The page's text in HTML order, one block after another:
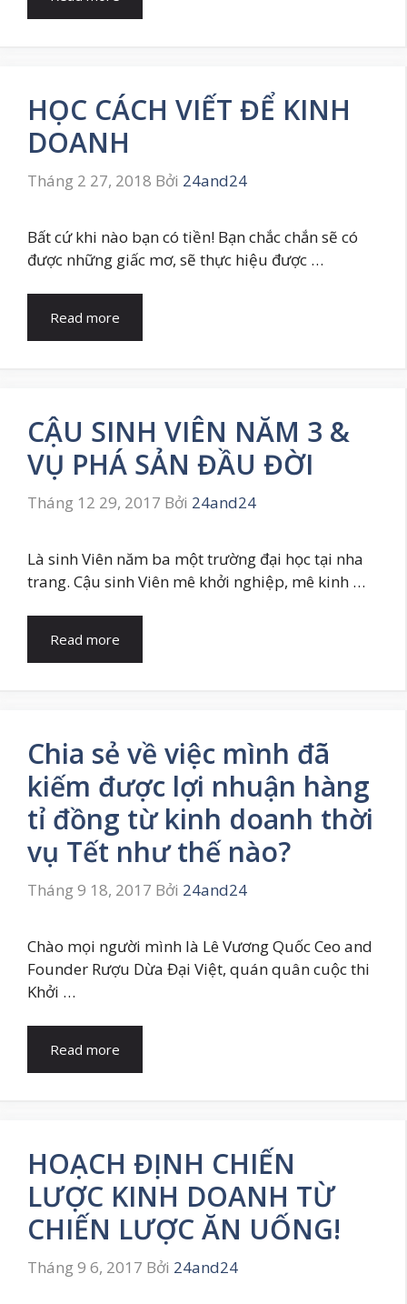
HỌC CÁCH VIẾT ĐỂ KINH
DOANH
Tháng 2 27, 2018 Bởi 24and24
Bất cứ khi nào bạn có tiền! Bạn chắc chắn sẽ có
được những giấc mơ, sẽ thực hiệu được …
Read more
CẬU SINH VIÊN NĂM 3 &
VỤ PHÁ SẢN ĐẦU ĐỜI
Tháng 12 29, 2017 Bởi 24and24
Là sinh Viên năm ba một trường đại học tại nha
trang. Cậu sinh Viên mê khởi nghiệp, mê kinh …
Read more
Chia sẻ về việc mình đã
kiếm được lợi nhuận hàng
tỉ đồng từ kinh doanh thời
vụ Tết như thế nào?
Tháng 9 18, 2017 Bởi 24and24
Chào mọi người mình là Lê Vương Quốc Ceo and
Founder Rượu Dừa Đại Việt, quán quân cuộc thi
Khởi …
Read more
HOẠCH ĐỊNH CHIẾN
LƯỢC KINH DOANH TỪ
CHIẾN LƯỢC ĂN UỐNG!
Tháng 9 6, 2017 Bởi 24and24